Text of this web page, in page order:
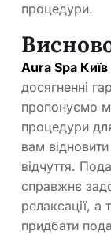
процедури.
Aura Spa Київ
досягненні
пропонуємо
процедури
вам
відчуття.
справжнє
релаксації,
придбати